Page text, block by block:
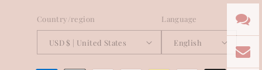
Country/region
USD $ | United States
Language
English